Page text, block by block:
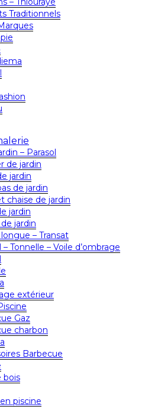
Traditionnels
– Parasol
de jardin
jardin
de jardin
chaise de jardin
jardin
jardin
– Transat
– Tonnelle – Voile d’ombrage
extérieur
Gaz
charbon
Barbecue
bois
piscine